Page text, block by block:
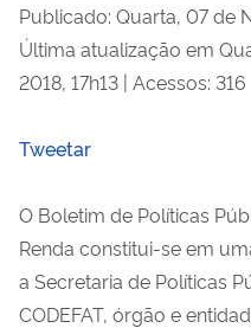
Publicado: Quarta, 07 de
Última atualização em
2018, 17h13 | Acessos: 316
Tweetar
O Boletim de Políticas
Renda constitui-se em
a Secretaria de Políticas
CODEFAT, órgão e